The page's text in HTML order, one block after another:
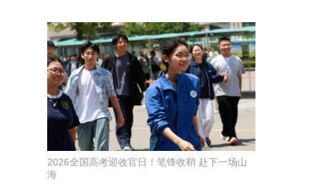
2026全国高考迎收官日！笔锋收鞘 赴下一场山
海